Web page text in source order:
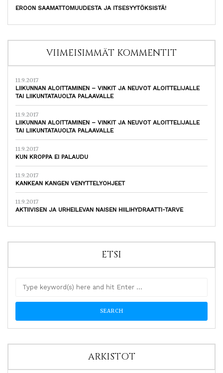
EROON SAAMATTOMUUDESTA JA ITSESYYTÖKSISTÄ!
VIIMEISIMMÄT KOMMENTIT
11.9.2017
LIIKUNNAN ALOITTAMINEN – VINKIT JA NEUVOT ALOITTELIJALLE
TAI LIIKUNTATAUOLTA PALAAVALLE
11.9.2017
LIIKUNNAN ALOITTAMINEN – VINKIT JA NEUVOT ALOITTELIJALLE
TAI LIIKUNTATAUOLTA PALAAVALLE
11.9.2017
KUN KROPPA EI PALAUDU
11.9.2017
KANKEAN KANGEN VENYTTELYOHJEET
11.9.2017
AKTIIVISEN JA URHEILEVAN NAISEN HIILIHYDRAATTI-TARVE
ETSI
ARKISTOT